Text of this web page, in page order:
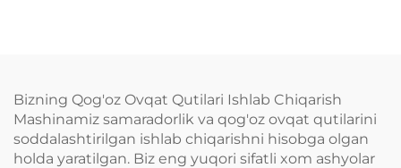
Bizning Qog'oz Ovqat Qutilari Ishlab Chiqarish
Mashinamiz samaradorlik va qog'oz ovqat qutilarini
soddalashtirilgan ishlab chiqarishni hisobga olgan
holda yaratilgan. Biz eng yuqori sifatli xom ashyolar